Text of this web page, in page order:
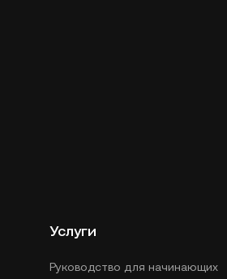
Услуги
Руководство для начинающих